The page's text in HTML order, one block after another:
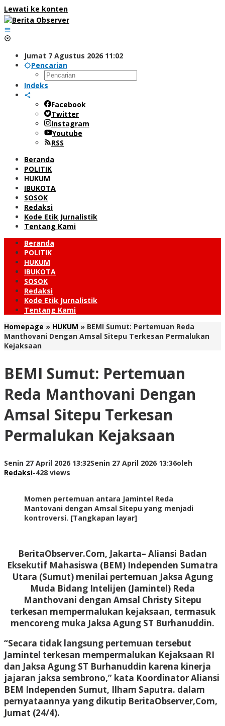
Lewati ke konten
Jumat 7 Agustus 2026 11:02
Pencarian
Indeks
Facebook
Twitter
Instagram
Youtube
RSS
Beranda
POLITIK
HUKUM
IBUKOTA
SOSOK
Redaksi
Kode Etik Jurnalistik
Tentang Kami
Beranda
POLITIK
HUKUM
IBUKOTA
SOSOK
Redaksi
Kode Etik Jurnalistik
Tentang Kami
Homepage » HUKUM » BEMI Sumut: Pertemuan Reda
Manthovani Dengan Amsal Sitepu Terkesan Permalukan
Kejaksaan
BEMI Sumut: Pertemuan
Reda Manthovani Dengan
Amsal Sitepu Terkesan
Permalukan Kejaksaan
Senin 27 April 2026 13:32Senin 27 April 2026 13:36oleh
Redaksi-428 views
Momen pertemuan antara Jamintel Reda
Mantovani dengan Amsal Sitepu yang menjadi
kontroversi. [Tangkapan layar]
BeritaObserver.Com, Jakarta– Aliansi Badan
Eksekutif Mahasiswa (BEM) Independen Sumatra
Utara (Sumut) menilai pertemuan Jaksa Agung
Muda Bidang Intelijen (Jamintel) Reda
Manthovani dengan Amsal Christy Sitepu
terkesan mempermalukan kejaksaan, termasuk
mencoreng muka Jaksa Agung ST Burhanuddin.
“Secara tidak langsung pertemuan tersebut
Jamintel terkesan mempermalukan Kejaksaan RI
dan Jaksa Agung ST Burhanuddin karena kinerja
jajaran jaksa sembrono,” kata Koordinator Aliansi
BEM Independen Sumut, Ilham Saputra. dalam
pernyataannya yang dikutip BeritaObserver,Com,
Jumat (24/4).